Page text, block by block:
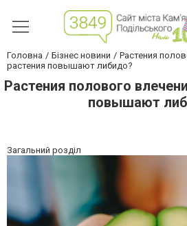
Головна Бізнес новини
Растения
растения повышают либидо?
Растения полового
повышают
Загальний розділ